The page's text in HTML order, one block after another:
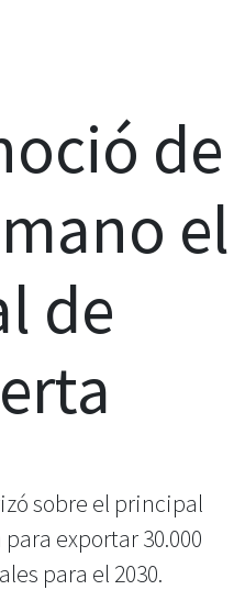
de
el
de
sobre el principal
exportar 30.000
para el 2030.